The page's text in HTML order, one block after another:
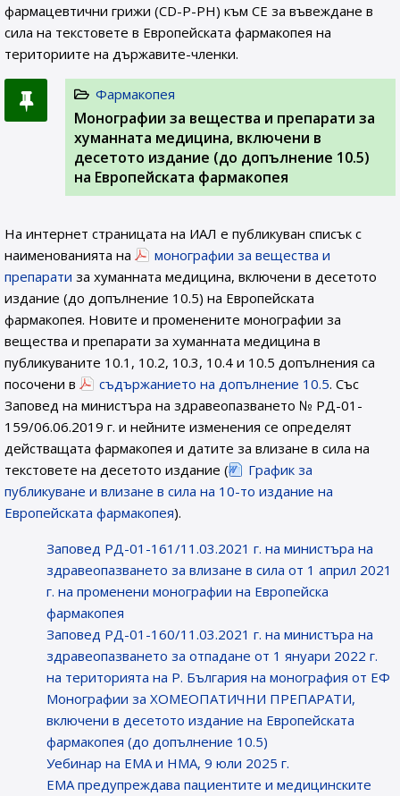
фармацевтични грижи (CD-P-PH) към СЕ за въвеждане в
сила на текстовете в Европейската фармакопея на
териториите на държавите-членки.
Фармакопея
Монографии за вещества и препарати за
хуманната медицина, включени в
десетото издание (до допълнение 10.5)
на Европейската фармакопея
На интернет страницата на ИАЛ e публикуван списък с
наименованията на
монографии за вещества и
препарати за хуманната медицина, включени в десетото
издание (до допълнение 10.5) на Европейската
фармакопея. Новите и променените монографии за
вещества и препарати за хуманната медицина в
публикуваните 10.1, 10.2, 10.3, 10.4 и 10.5 допълнения са
посочени в
съдържанието на допълнение 10.5. Със
Заповед на министъра на здравеопазването № РД-01-
159/06.06.2019 г. и нейните изменения се определят
действащата фармакопея и датите за влизане в сила на
текстовете на десетото издание (
График за
публикуване и влизане в сила на 10-то издание на
Европейската фармакопея).
Заповед РД-01-161/11.03.2021 г. на министъра на
здравеопазването за влизане в сила от 1 април 2021
г. на променени монографии на Европейска
фармакопея
Заповед РД-01-160/11.03.2021 г. на министъра на
здравеопазването за отпадане от 1 януари 2022 г.
на територията на Р. България на монография от ЕФ
Монографии за ХОМЕОПАТИЧНИ ПРЕПАРАТИ,
включени в десетото издание на Европейската
фармакопея (до допълнение 10.5)
Уебинар на ЕМА и НМА, 9 юли 2025 г.
EMA предупреждава пациентите и медицинските